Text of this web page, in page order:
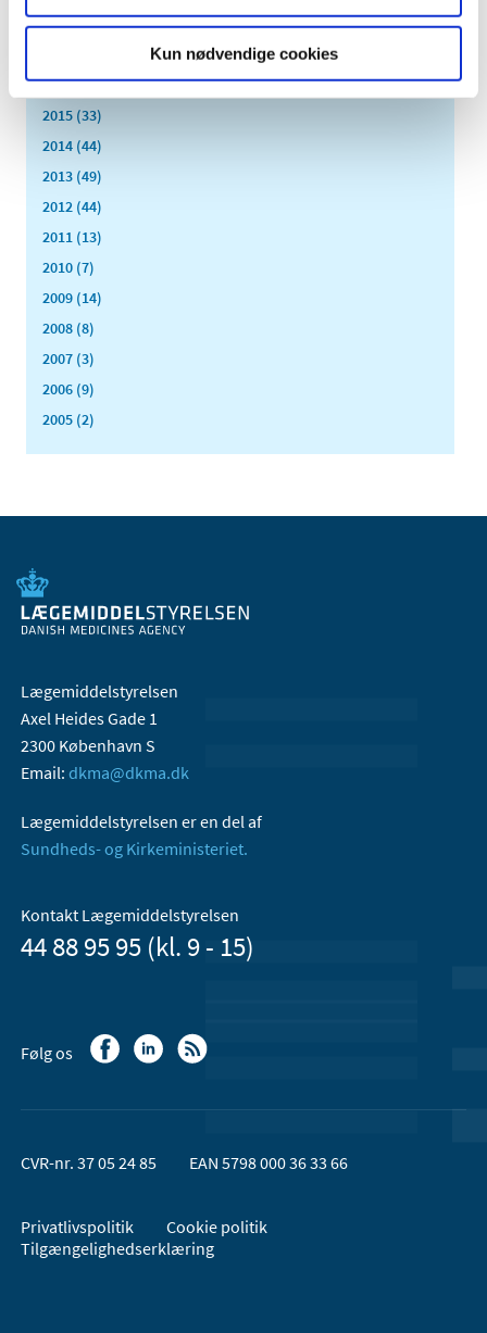
Kun nødvendige cookies
marts (9)
januar (17)
2015 (33)
2014 (44)
2013 (49)
2012 (44)
2011 (13)
2010 (7)
2009 (14)
2008 (8)
2007 (3)
2006 (9)
2005 (2)
Lægemiddelstyrelsen
Axel Heides Gade 1
2300 København S
Email: dkma@dkma.dk
Lægemiddelstyrelsen er en del af
Sundheds- og Kirkeministeriet.
Kontakt Lægemiddelstyrelsen
44 88 95 95 (kl. 9 - 15)
Følg os
CVR-nr. 37 05 24 85 EAN 5798 000 36 33 66
Privatlivspolitik
Cookie politik
Tilgængelighedserklæring